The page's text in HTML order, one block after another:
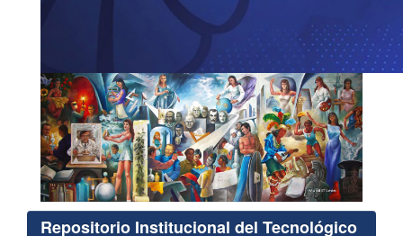
Repositorio Institucional del Tecnológico